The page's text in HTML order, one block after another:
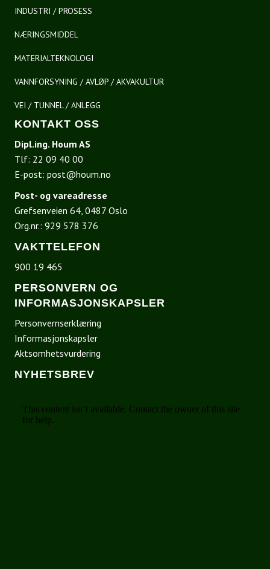
INDUSTRI / PROSESS
NÆRINGSMIDDEL
MATERIALTEKNOLOGI
VANNFORSYNING / AVLØP / AKVAKULTUR
VEI / TUNNEL / ANLEGG
KONTAKT OSS
Dipl.ing. Houm AS
Tlf: 22 09 40 00
E-post: post@houm.no
Post- og vareadresse
Grefsenveien 64, 0487 Oslo
Org.nr.: 929 578 376
VAKTTELEFON
900 19 465
PERSONVERN OG
INFORMASJONSKAPSLER
Personvernserklæring
Informasjonskapsler
Aktsomhetsvurdering
NYHETSBREV